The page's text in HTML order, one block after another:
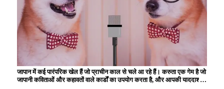
जापान में कई पारंपरिक खेल हैं जो प्राचीन काल से चले आ रहे हैं। करुता एक गेम है जो
जापानी कविताओं और कहावतों वाले कार्डों का उपयोग करता है, और आपकी याददाश्त